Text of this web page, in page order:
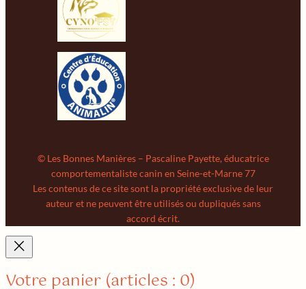
© Les Bonnes Manières – Pascaline Payette, éducatrice
comportementaliste canin en Seine-et-Marne 77
Les contenus de ce site sont la propriété exclusive de leur
auteur et ne peuvent être utilisés ou dupliqués sans
accord écrit.
Votre panier (articles : 0)